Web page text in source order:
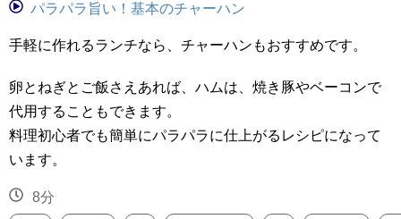
パラパラ旨い！基本のチャーハン
手軽に作れるランチなら、チャーハンもおすすめです。
卵とねぎとご飯さえあれば、ハムは、焼き豚やベーコンで
代用することもできます。
料理初心者でも簡単にパラパラに仕上がるレシピになって
います。
8分